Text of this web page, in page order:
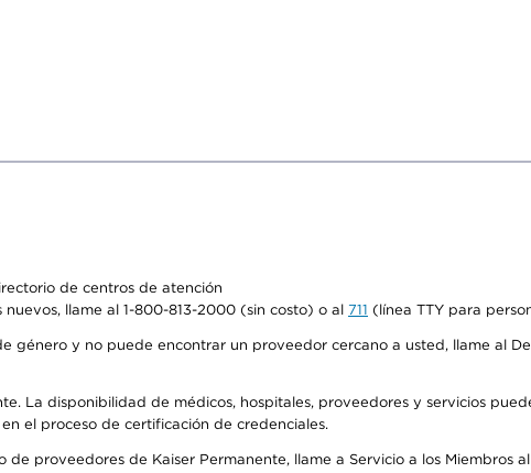
de centros de atención
llame al 1-800-813-2000 (sin costo) o al 711 (línea TTY para
y no puede encontrar un proveedor cercano a usted, llame al
La disponibilidad de médicos, hospitales, proveedores y servicios
el proceso de certificación de credenciales.
proveedores de Kaiser Permanente, llame a Servicio a los Miembros